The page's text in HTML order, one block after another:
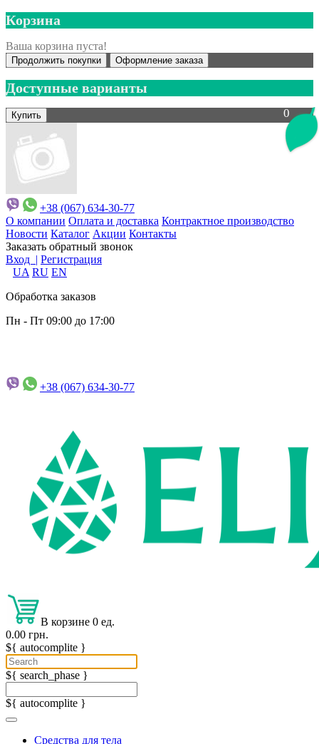
Корзина
Ваша корзина пуста!
Продолжить покупки Оформление заказа
0
Доступные варианты
+38 (067) 634-30-77
О компании Оплата и доставка Контрактное производство
Новости Каталог Акции Контакты
Заказать обратный звонок
Вход | Регистрация
UA RU EN
Обработка заказов
Пн - Пт 09:00 до 17:00
+38 (067) 634-30-77
В корзине 0 ед.
0.00 грн.
${ autocomplite }
${ search_phase }
${ autocomplite }
Средства для тела